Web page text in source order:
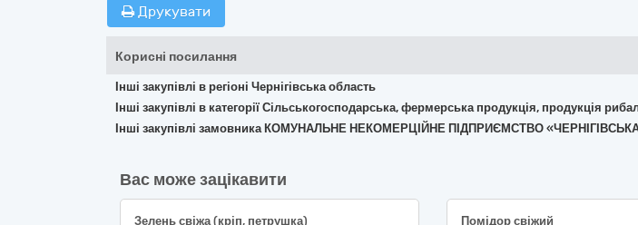
Друкувати
Корисні посилання
Інші закупівлі в регіоні Чернігівська область
Інші закупівлі в категорії Сільськогосподарська, фермерська продукція, продукція
Інші закупівлі замовника КОМУНАЛЬНЕ НЕКОМЕРЦІЙНЕ ПІДПРИЄМСТВО
Вас може зацікавити
Зелень свіжа (кріп, петрушка)
Помідор свіжий